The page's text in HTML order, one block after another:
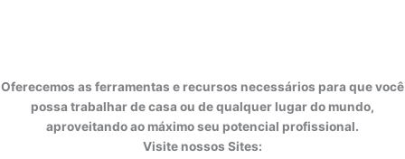
Oferecemos as ferramentas e recursos necessários para que você
possa trabalhar de casa ou de qualquer lugar do mundo,
aproveitando ao máximo seu potencial profissional.
Visite nossos Sites: